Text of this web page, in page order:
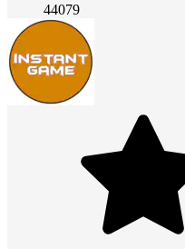
44079